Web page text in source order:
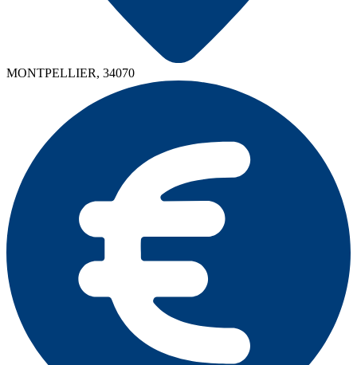
MONTPELLIER, 34070